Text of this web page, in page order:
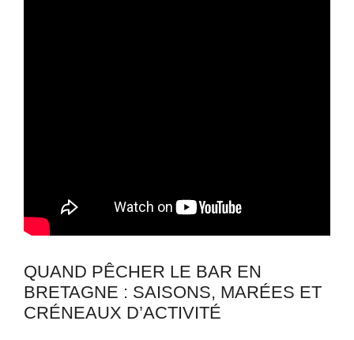
QUAND PÊCHER LE BAR EN
BRETAGNE : SAISONS, MARÉES ET
CRÉNEAUX D’ACTIVITÉ